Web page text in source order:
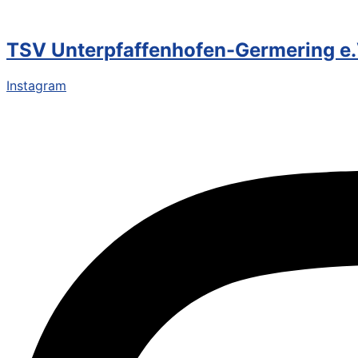
TSV Unterpfaffenhofen-Germering
Instagram